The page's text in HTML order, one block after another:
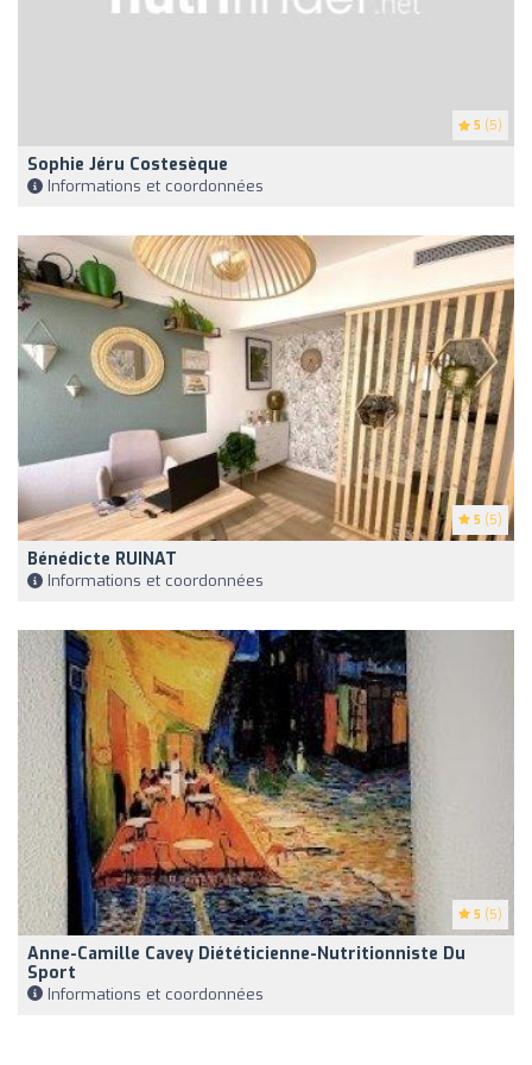
5 (5)
Sophie Jéru Costesèque
Informations et coordonnées
5 (5)
Bénédicte RUINAT
Informations et coordonnées
5 (5)
Anne-Camille Cavey Diététicienne-Nutritionniste Du
Sport
Informations et coordonnées